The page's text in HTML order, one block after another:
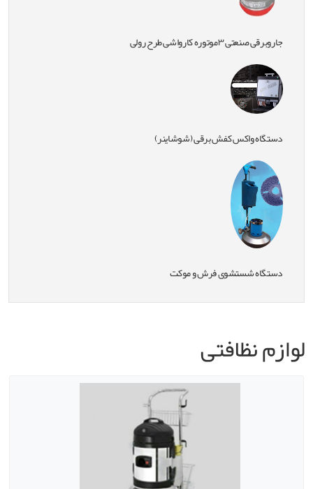
لوازم نظافتی
جاروبرقی صنعتی ۳موتوره کارواشی طرح رولی
دستگاه واکس کفش برقی (شوشاینر)
دستگاه شستشوی فرش و موکت